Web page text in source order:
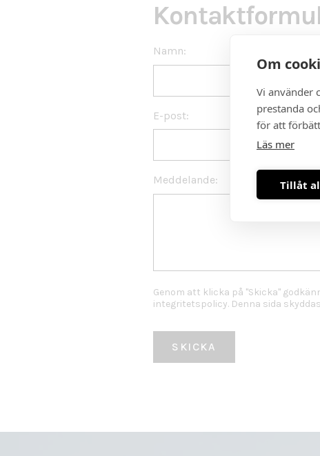
Om
Vi använder
prestanda
för att
Läs mer
Tillåt
Namn:
E-post:
Meddelande:
Genom att klicka på "Skicka"
integritetspolicy. Denna sida